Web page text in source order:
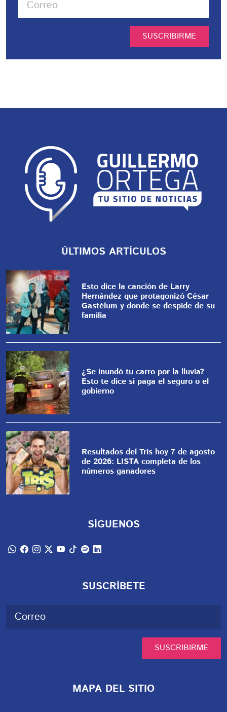
SUSCRIBIRME
ÚLTIMOS ARTÍCULOS
Esto dice la canción de Larry
Hernández que protagonizó César
Gastélum y donde se despide de su
familia
¿Se inundó tu carro por la lluvia?
Esto te dice si paga el seguro o el
gobierno
Resultados del Tris hoy 7 de agosto
de 2026: LISTA completa de los
números ganadores
SÍGUENOS
SUSCRÍBETE
SUSCRIBIRME
MAPA DEL SITIO